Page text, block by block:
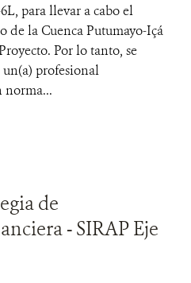
para llevar a cabo el
de la Cuenca Putumayo-Içá
Por lo tanto, se
profesional
norma...
de
- SIRAP Eje